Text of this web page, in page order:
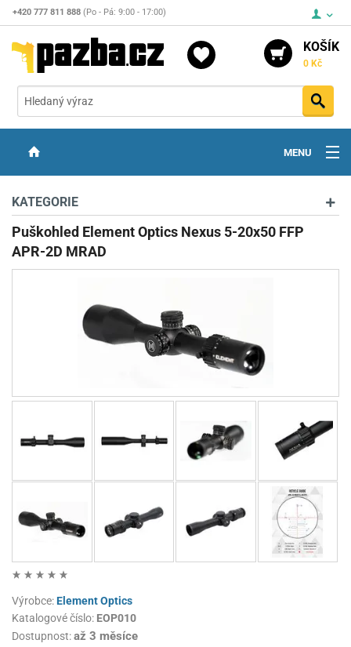
+420 777 811 888 (Po - Pá: 9:00 - 17:00)
KOŠÍK
0 Kč
MENU
OPTIKA
STŘELIVO
DETEKTORY KOVŮ
KATEGORIE
Puškohled Element Optics Nexus 5-20x50 FFP
APR-2D MRAD
Výrobce:Element Optics
Katalogové číslo: EOP010
Dostupnost:až 3 měsíce